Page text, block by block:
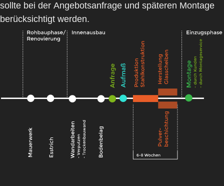
sollte bei der Angebotsanfrage und späteren Montage
berücksichtigt werden.